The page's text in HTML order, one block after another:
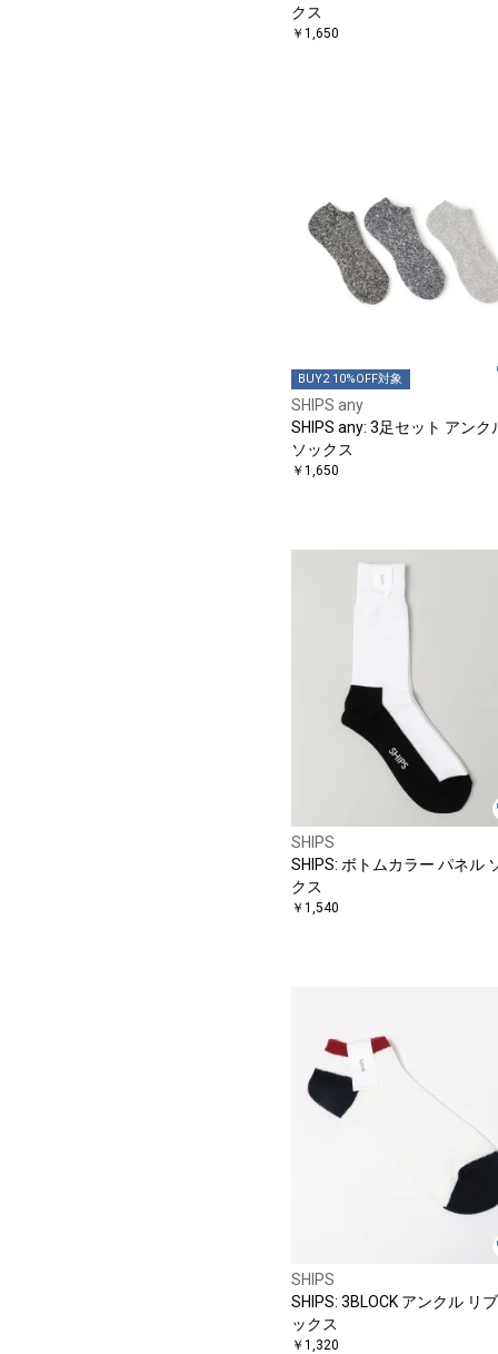
クス
￥1,650
BUY2 10%OFF対象
SHIPS any
SHIPS any: 3足セット アンク
ソックス
￥1,650
SHIPS
SHIPS: ボトムカラー パネル
クス
￥1,540
SHIPS
SHIPS: 3BLOCK アンクル リ
ックス
￥1,320